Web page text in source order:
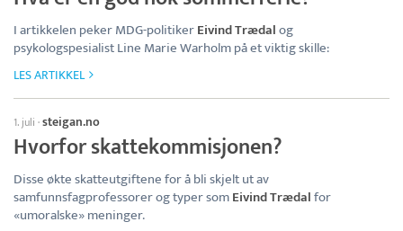
I artikkelen peker MDG-politikerEivind Trædalog
psykologspesialist Line Marie Warholm på et viktig skille:
LES ARTIKKEL
1. juli ·steigan.no
Hvorfor skattekommisjonen?
Disse økte skatteutgiftene for å bli skjelt ut av
samfunnsfagprofessorer og typer somEivind Trædalfor
«umoralske» meninger.